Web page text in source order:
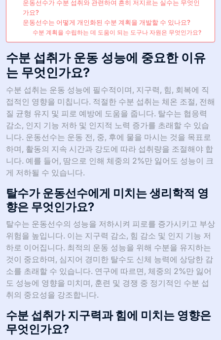
운동선수가 수분 섭취와 관련하여 흔히 저지르는 실수는 무엇인
가요?
운동선수는 어떻게 개인화된 수분 계획을 개발할 수 있나요?
수분 계획을 수립하는 데 도움이 되는 도구나 자원은 무엇인가요?
수분 섭취가 운동 성능에 중요한 이유
는 무엇인가요?
수분 섭취는 운동 성능에 필수적이며, 지구력, 힘, 회복에 직
접적인 영향을 미칩니다. 적절한 수분 섭취는 체온 조절, 전해
질 균형 유지 및 피로 예방에 도움을 줍니다. 탈수는 협응력
감소, 인지 기능 저하 및 인지적 노력 증가를 초래할 수 있습
니다. 운동선수는 운동 전, 중, 후에 물을 마시는 것을 목표로
하며, 활동의 지속 시간과 강도에 따라 섭취량을 조절해야 합
니다. 예를 들어, 땀으로 인해 체중의 2%만 잃어도 성능이 크
게 저하될 수 있습니다.
탈수가 운동선수에게 미치는 생리학적 영
향은 무엇인가요?
탈수는 운동선수의 성능을 저하시켜 피로를 증가시키고 부상
위험을 높입니다. 이는 지구력 감소, 힘 감소 및 인지 기능 저
하로 이어집니다. 최적의 운동 성능을 위해 수분을 유지하는
것이 중요하며, 심지어 경미한 탈수도 신체 능력에 상당한 감
소를 초래할 수 있습니다. 연구에 따르면, 체중의 2%만 잃어
도 성능에 영향을 미치며, 훈련 및 경쟁 중 정기적인 수분 섭
취의 중요성을 강조합니다.
수분 섭취가 지구력과 힘에 미치는 영향은
무엇인가요?